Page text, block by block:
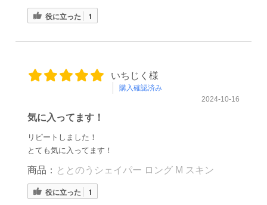
役に立った 1
いちじく様
購入確認済み
2024-10-16
気に入ってます！
リピートしました！
とても気に入ってます！
商品： ととのうシェイパー ロング M スキン
役に立った 1